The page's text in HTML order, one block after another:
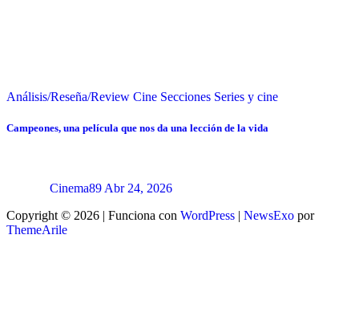
Análisis/Reseña/Review Cine Secciones Series y cine
Campeones, una película que nos da una lección de la vida
Cinema89 Abr 24, 2026
Copyright © 2026 | Funciona con WordPress | NewsExo por
ThemeArile